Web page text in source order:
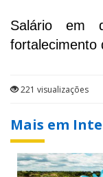
Salário em
fortalecimento
221 visualizações
Mais em